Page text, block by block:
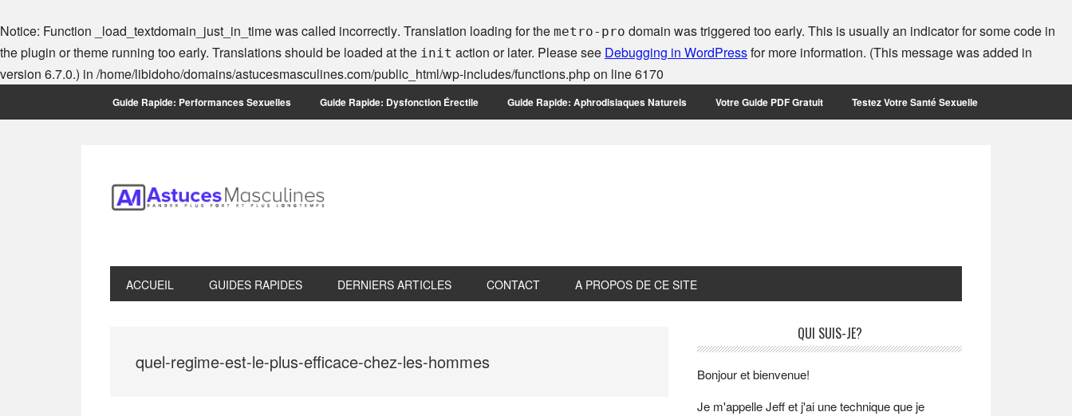
Notice: Function _load_textdomain_just_in_time was called incorrectly. Translation loading for the metro-pro domain was triggered too early. This is usually an indicator for some code in
the plugin or theme running too early. Translations should be loaded at the init action or later. Please see Debugging in WordPressfor more information. (This message was added in
version 6.7.0.) in /home/libidoho/domains/astucesmasculines.com/public_html/wp-includes/functions.phpon line6170
to
to
to
to
Guide Rapide: Performances Sexuelles Guide Rapide: Dysfonction Érectile Guide Rapide: Aphrodisiaques Naturels Votre Guide PDF Gratuit Testez Votre Santé Sexuelle
ACCUEIL GUIDES RAPIDES DERNIERS ARTICLES CONTACT A PROPOS DE CE SITE
quel-regime-est-le-plus-efficace-chez-les-hommes
Sidebar
QUI SUIS-JE?
Bonjour et bienvenue!
Je m'appelle Jeff et j'ai une technique que je